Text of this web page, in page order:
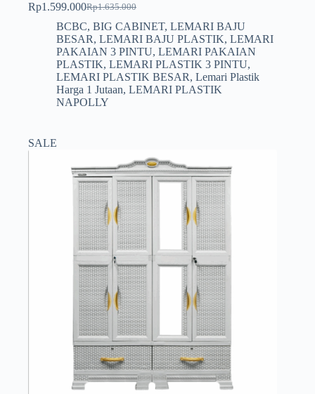
Rp1.635.000
Harga
aslinya
adalah:
Rp1.635.000.
Rp1.599.000Harga
saat
ini
adalah:
Rp1.599.000.
BCBC, BIG CABINET, LEMARI BAJU
BESAR, LEMARI BAJU PLASTIK, LEMARI
PAKAIAN 3 PINTU, LEMARI PAKAIAN
PLASTIK, LEMARI PLASTIK 3 PINTU,
LEMARI PLASTIK BESAR, Lemari Plastik
Harga 1 Jutaan, LEMARI PLASTIK
NAPOLLY
SALE